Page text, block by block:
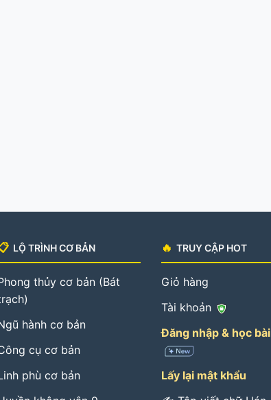
LỘ TRÌNH CƠ BẢN
thủy cơ bản (Bát
hành cơ bản
cụ cơ bản
phù cơ bản
🔥 TRUY CẬP HOT
Giỏ hàng
Tài khoản
Đăng nhập & học bài
Lấy lại mật khẩu